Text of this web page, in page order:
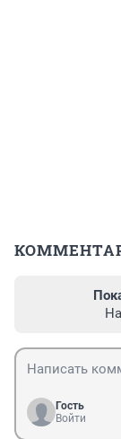
Гость
Войти